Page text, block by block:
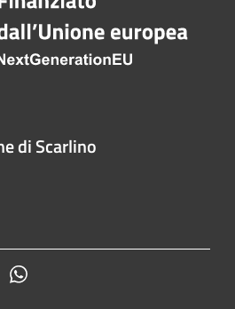
di Scarlino